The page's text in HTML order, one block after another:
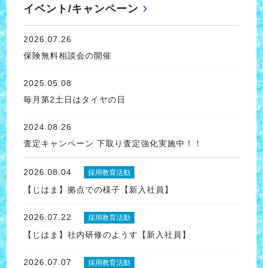
イベント/キャンペーン
2026.07.26
保険無料相談会の開催
2025.05.08
毎月第2土日はタイヤの日
2024.08.26
査定キャンペーン 下取り査定強化実施中！！
2026.08.04 採用教育活動
【じはま】拠点での様子【新入社員】
2026.07.22 採用教育活動
【じはま】社内研修のようす【新入社員】
2026.07.07 採用教育活動